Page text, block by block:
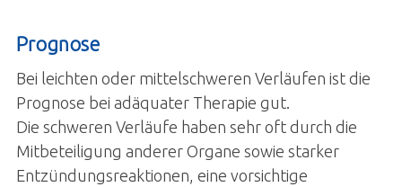
Prognose
Bei leichten oder mittelschweren Verläufen ist die
Prognose bei adäquater Therapie gut.
Die schweren Verläufe haben sehr oft durch die
Mitbeteiligung anderer Organe sowie starker
Entzündungsreaktionen, eine vorsichtige